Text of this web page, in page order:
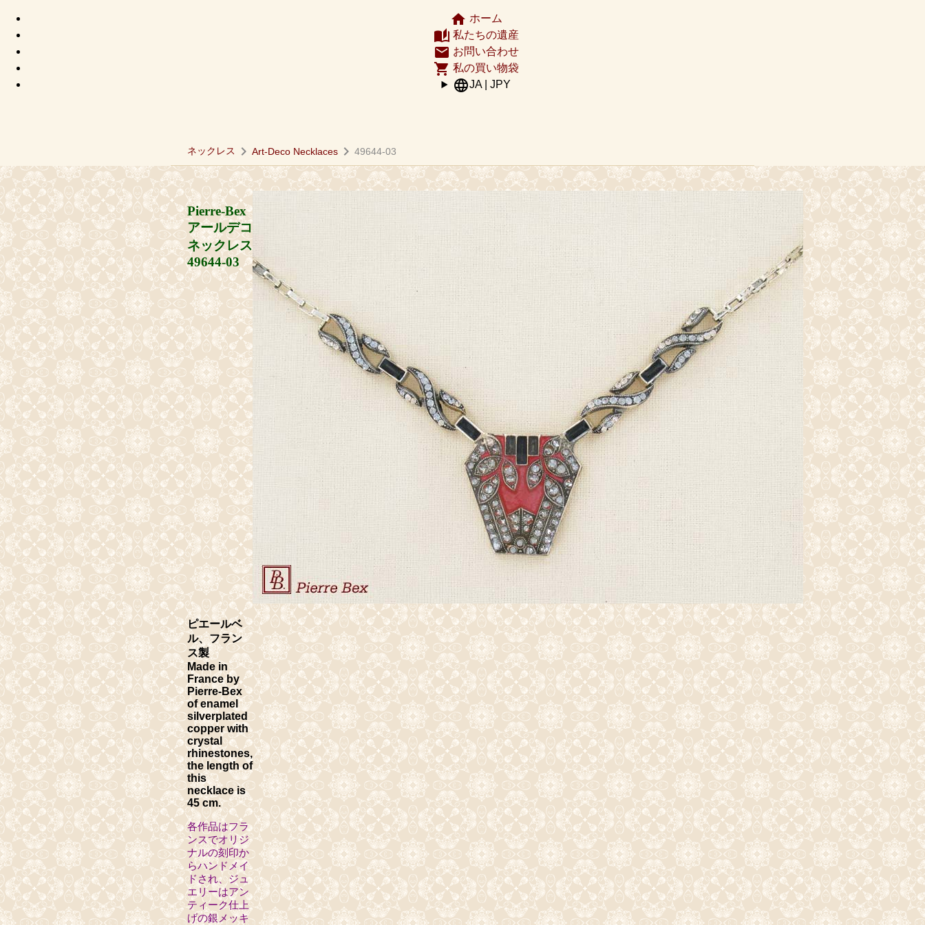
home ホーム
auto_stories 私たちの遺産
email お問い合わせ
shopping_cart 私の買い物袋
languageJA | JPY
ネックレス chevron_right Art-Deco Necklaces chevron_right 49644-03
Pierre-Bex
アールデコ
ネックレス
49644-03
ピエールベ
ル、フラン
ス製
Made in
France by
Pierre-Bex
of enamel
silverplated
copper with
crystal
rhinestones,
the length of
this
necklace is
45 cm.
各作品はフラ
ンスでオリジ
ナルの刻印か
らハンドメイ
ドされ、ジュ
エリーはアン
ティーク仕上
げの銀メッキ